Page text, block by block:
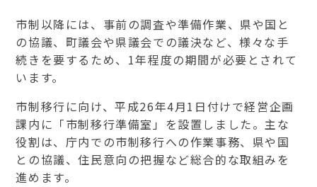
市制以降には、事前の調査や準備作業、県や国と
の協議、町議会や県議会での議決など、様々な手
続きを要するため、1年程度の期間が必要とされて
います。
市制移行に向け、平成26年4月1日付けで経営企画
課内に「市制移行準備室」を設置しました。主な
役割は、庁内での市制移行への作業事務、県や国
との協議、住民意向の把握など総合的な取組みを
進めます。